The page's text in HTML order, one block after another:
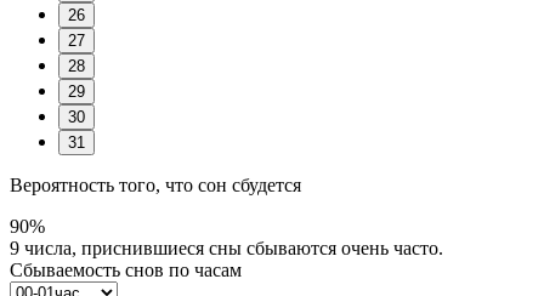
26
27
28
29
30
31
Вероятность того, что сон сбудется
90%
9 числа, приснившиеся сны сбываются очень часто.
Сбываемость снов по часам